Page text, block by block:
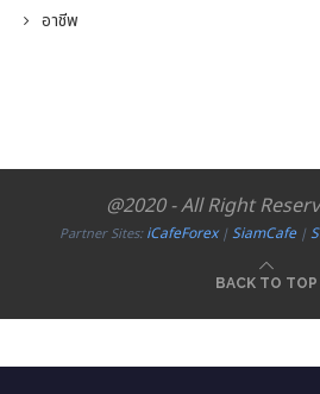
อาชีพ
@2020 - All Right
Partner Sites:iCafeForex|SiamCafe|
BACK TO TOP